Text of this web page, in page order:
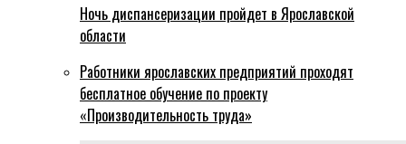
Ночь диспансеризации пройдет в Ярославской
области
Работники ярославских предприятий проходят
бесплатное обучение по проекту
«Производительность труда»